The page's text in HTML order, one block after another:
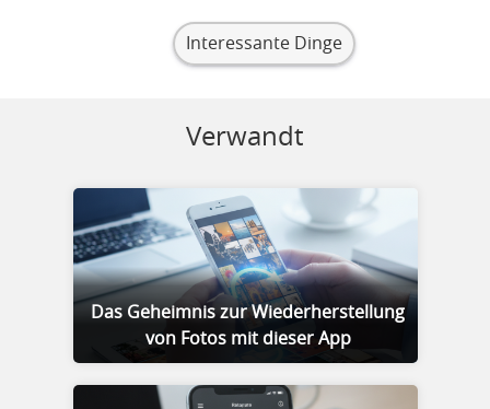
Interessante Dinge
Verwandt
Das Geheimnis zur Wiederherstellung
von Fotos mit dieser App